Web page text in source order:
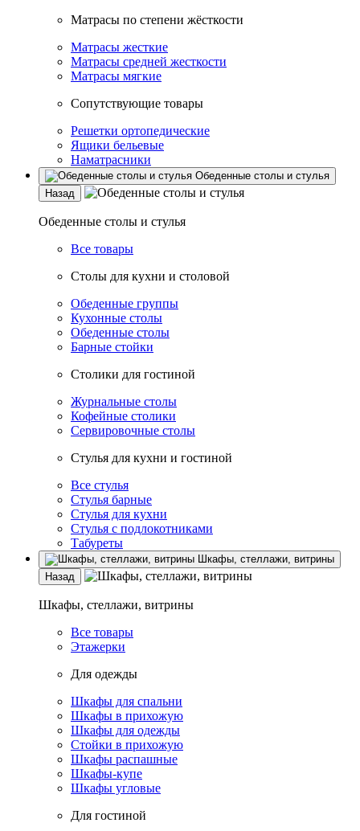
Матрасы по степени жёсткости
Матрасы жесткие
Матрасы средней жесткости
Матрасы мягкие
Сопутствующие товары
Решетки ортопедические
Ящики бельевые
Наматрасники
Обеденные столы и стулья
Назад
Обеденные столы и стулья
Все товары
Столы для кухни и столовой
Обеденные группы
Кухонные столы
Обеденные столы
Барные стойки
Столики для гостиной
Журнальные столы
Кофейные столики
Сервировочные столы
Стулья для кухни и гостиной
Все стулья
Стулья барные
Стулья для кухни
Стулья с подлокотниками
Табуреты
Шкафы, стеллажи, витрины
Назад
Шкафы, стеллажи, витрины
Все товары
Этажерки
Для одежды
Шкафы для спальни
Шкафы в прихожую
Шкафы для одежды
Стойки в прихожую
Шкафы распашные
Шкафы-купе
Шкафы угловые
Для гостиной